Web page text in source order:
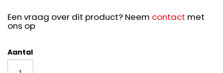
Een vraag over dit product? Neem contact met
ons op
Aantal